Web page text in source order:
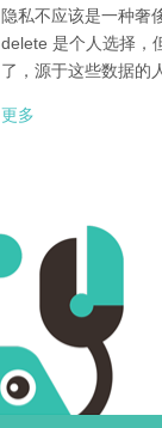
隐私不应该是一种奢
delete 是个人选择，
了，源于这些数据的
更多